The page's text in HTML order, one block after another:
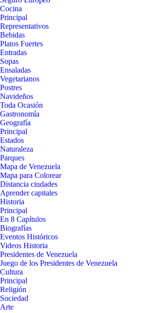
Cocina
Principal
Representativos
Bebidas
Platos Fuertes
Entradas
Sopas
Ensaladas
Vegetarianos
Postres
Navideños
Toda Ocasión
Gastronomía
Geografía
Principal
Estados
Naturaleza
Parques
Mapa de Venezuela
Mapa para Colorear
Distancia ciudades
Aprender capitales
Historia
Principal
En 8 Capítulos
Biografías
Eventos Históricos
Videos Historia
Presidentes de Venezuela
Juego de los Presidentes de Venezuela
Cultura
Principal
Religión
Sociedad
Arte